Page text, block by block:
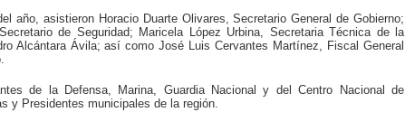
año, asistieron Horacio Duarte Olivares, Secretario General de Gobierno;
de Seguridad; Maricela López Urbina, Secretaria Técnica de la
Alcántara Ávila; así como José Luis Cervantes Martínez, Fiscal General
de la Defensa, Marina, Guardia Nacional y del Centro Nacional de
y Presidentes municipales de la región.